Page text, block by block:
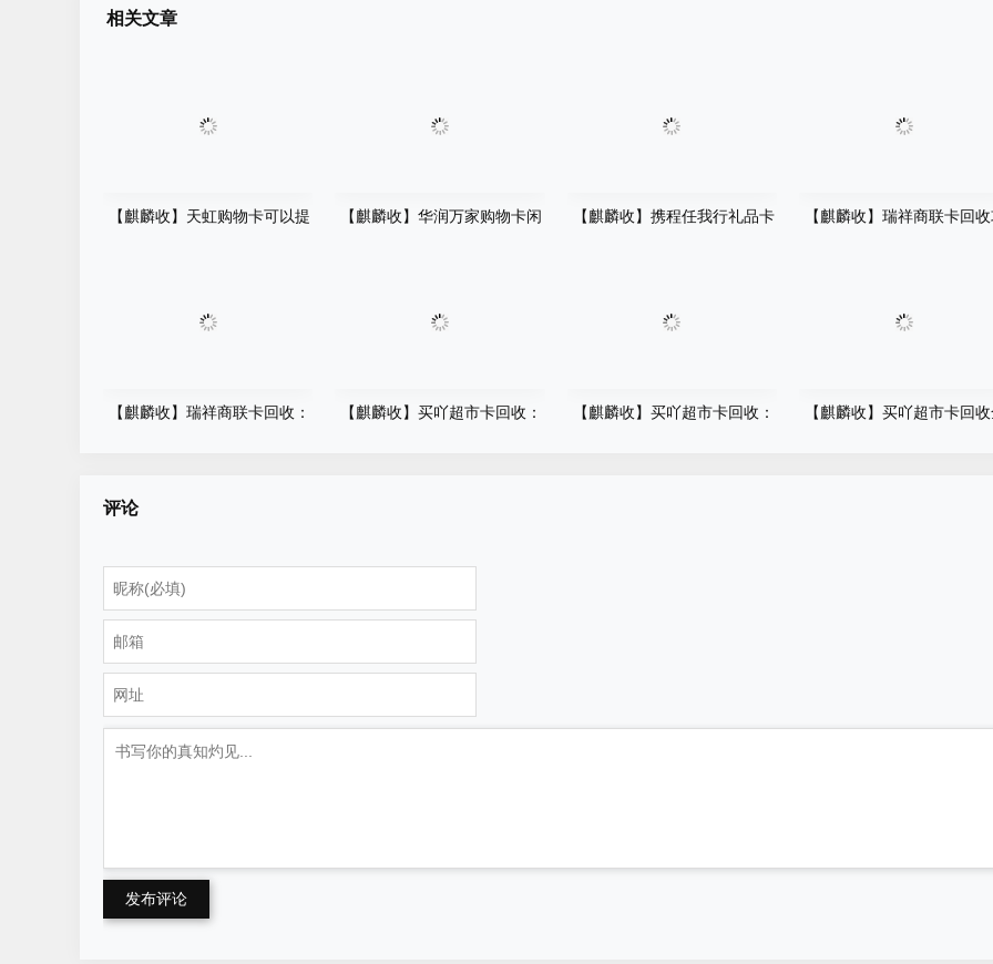
相关文章
【麒麟收】天虹购物卡可以提
【麒麟收】华润万家购物卡闲
【麒麟收】携程任我行礼品卡
【麒麟收】瑞祥商联卡回
【麒麟收】瑞祥商联卡回收：
【麒麟收】买吖超市卡回收：
【麒麟收】买吖超市卡回收：
【麒麟收】买吖超市卡回
评论
发布评论